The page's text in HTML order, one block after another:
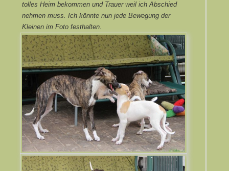
tolles Heim bekommen und Trauer weil ich Abschied
nehmen muss. Ich könnte nun jede Bewegung der
Kleinen im Foto festhalten.